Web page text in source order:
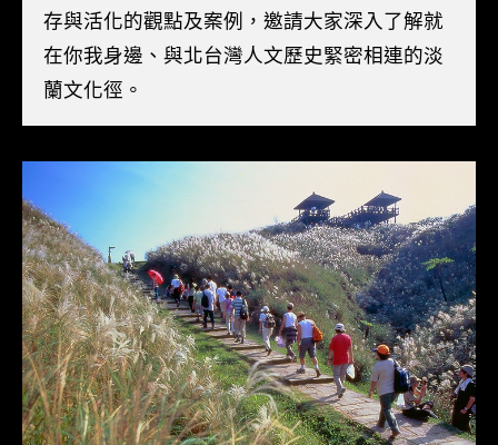
存與活化的觀點及案例，邀請大家深入了解就
在你我身邊、與北台灣人文歷史緊密相連的淡
蘭文化徑。